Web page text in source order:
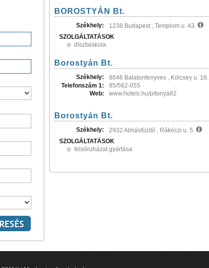
BOROSTYÁN Bt.
Székhely:
1238 Budapest , Templom u. 43.
SZOLGÁLTATÁSOK
díszfaiskola
Borostyán Bt.
Székhely:
8646 Balatonfenyves , Kölcsey u. 16.
Telefonszám 1:
85/562-055
Web:
www.hotels.hu/pitonya82
Borostyán Bt.
Székhely:
2932 Almásfüzitő , Rákóczi u. 5.
SZOLGÁLTATÁSOK
felsőruházat gyártása